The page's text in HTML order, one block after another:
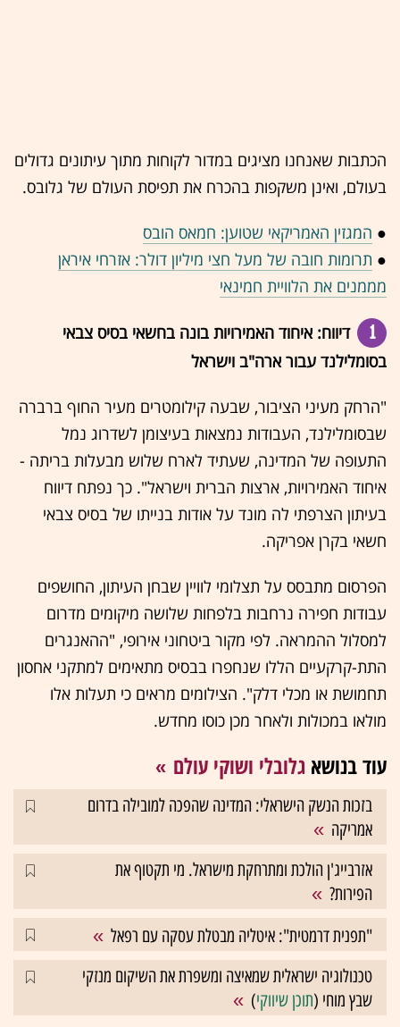
הכתבות שאנחנו מציגים במדור לקוחות מתוך עיתונים גדולים
בעולם, ואינן משקפות בהכרח את תפיסת העולם של גלובס.
● המגזין האמריקאי שטוען: חמאס הובס
● תרומות חובה של מעל חצי מיליון דולר: אזרחי איראן
מממנים את הלוויית חמינאי
1
דיווח: איחוד האמירויות בונה בחשאי בסיס צבאי
בסומלילנד עבור ארה"ב וישראל
"הרחק מעיני הציבור, שבעה קילומטרים מעיר החוף ברברה
שבסומלילנד, העבודות נמצאות בעיצומן לשדרוג נמל
התעופה של המדינה, שעתיד לארח שלוש מבעלות בריתה -
איחוד האמירויות, ארצות הברית וישראל". כך נפתח דיווח
בעיתון הצרפתי לה מונד על אודות בנייתו של בסיס צבאי
חשאי בקרן אפריקה.
הפרסום מתבסס על תצלומי לוויין שבחן העיתון, החושפים
עבודות חפירה נרחבות בלפחות שלושה מיקומים מדרום
למסלול ההמראה. לפי מקור ביטחוני אירופי, "ההאנגרים
התת-קרקעיים הללו שנחפרו בבסיס מתאימים למתקני אחסון
תחמושת או מכלי דלק". הצילומים מראים כי תעלות אלו
מולאו במכולות ולאחר מכן כוסו מחדש.
עוד בנושא גלובלי ושוקי עולם
בזכות הנשק הישראלי: המדינה שהפכה למובילה בדרום
אמריקה
אזרבייג'ן הולכת ומתרחקת מישראל. מי תקטוף את
הפירות?
"תפנית דרמטית": איטליה מבטלת עסקה עם רפאל
טכנולוגיה ישראלית שמאיצה ומשפרת את השיקום מנזקי
שבץ מוחי (תוכן שיווקי)